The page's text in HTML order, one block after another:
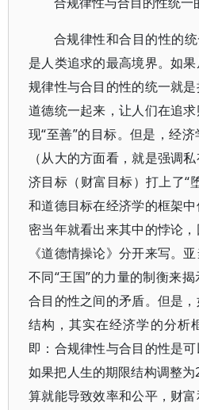
合规律性和合目的性的统
是人类追求的最高境界。如
规律性与合目的性的统一就
道德统一起来，让人们在追
现“至善”的目标。但是，经
（从大的方面看，就是强调
济目标（财富目标）打上了“
和道德目标在经济学的框架
密当年就看出来其中的悖论
《道德情操论》分开来写。
不同“王国”的力量的制衡来
合目的性之间的矛盾。但是
结构，其实在经济学的分析
即：合规律性与合目的性是
如果把人生的期限结构调整
算就能导致效率和公平，财